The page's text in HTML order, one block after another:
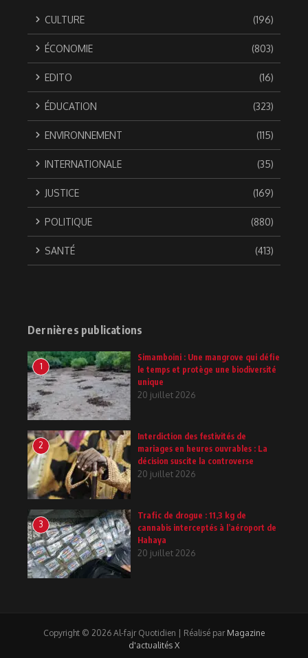
CULTURE (196)
ÉCONOMIE (803)
EDITO (16)
ÉDUCATION (323)
ENVIRONNEMENT (115)
INTERNATIONALE (35)
JUSTICE (169)
POLITIQUE (880)
SANTÉ (413)
Dernières publications
1
Simamboini : Une mangrove qui défie
le temps et protège une biodiversité
unique
20 juillet 2026
2
Interdiction des festivités de
mariages en heures ouvrables : La
décision suscite la controverse
20 juillet 2026
3
Trafic de drogue : 11,3 kg de
cannabis interceptés à l’aéroport de
Hahaya
20 juillet 2026
Copyright © 2026 Al-fajr Quotidien | Réalisé par Magazine
d'actualités X